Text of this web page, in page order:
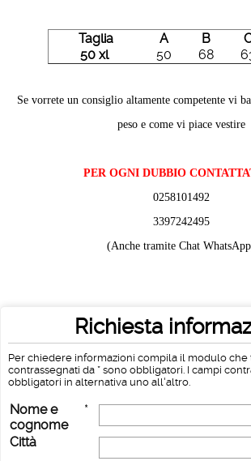
Taglia A B
50 xl
50 68
Se vorrete un consiglio altamente competente vi
peso e come vi piace vestire
PER OGNI DUBBIO
0258101492
3397242495
(Anche tramite Chat
Richiesta
Per chiedere informazioni compila il modulo che
contrassegnati da * sono obbligatori. I campi
obbligatori in alternativa uno all'altro.
Nome e
cognome
*
Città